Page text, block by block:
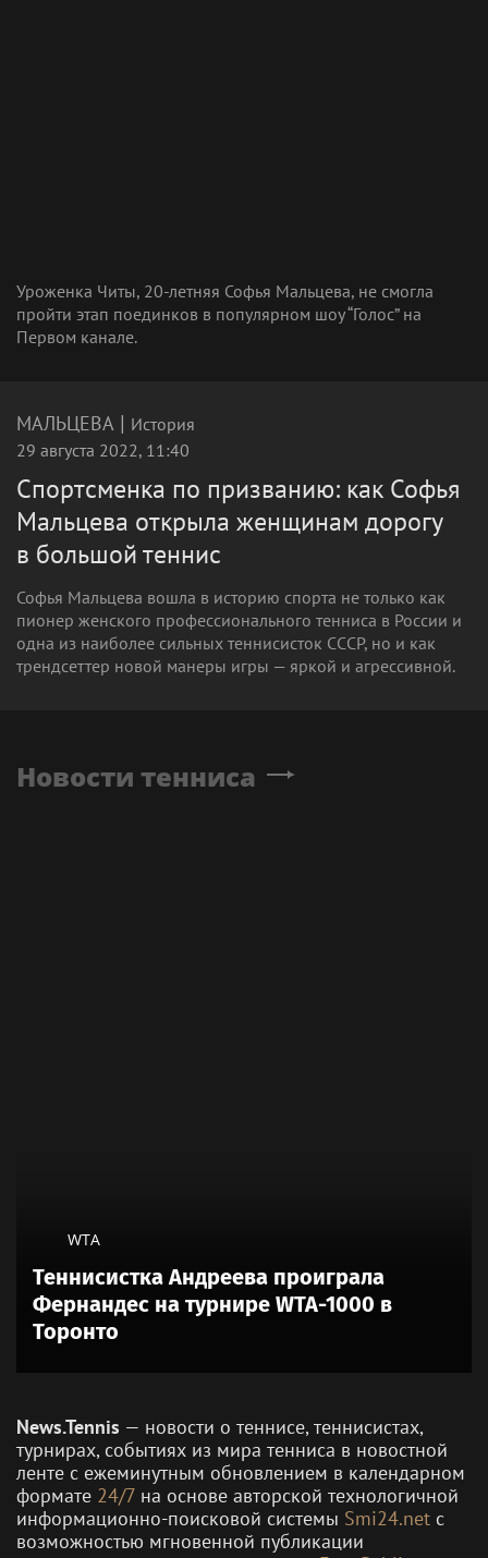
Уроженка Читы, 20-летняя Софья Мальцева, не смогла
пройти этап поединков в популярном шоу “Голос” на
Первом канале.
МАЛЬЦЕВА | История
29 августа 2022, 11:40
Спортсменка по призванию: как Софья
Мальцева открыла женщинам дорогу
в большой теннис
Софья Мальцева вошла в историю спорта не только как
пионер женского профессионального тенниса в России и
одна из наиболее сильных теннисисток СССР, но и как
трендсеттер новой манеры игры — яркой и агрессивной.
Новости тенниса
WTA
Теннисистка Андреева проиграла
Фернандес на турнире WTA-1000 в
Торонто
News.Tennis — новости о теннисе, теннисистах,
турнирах, событиях из мира тенниса в новостной
ленте с ежеминутным обновлением в календарном
формате 24/7 на основе авторской технологичной
информационно-поисковой системы Smi24.net с
возможностью мгновенной публикации